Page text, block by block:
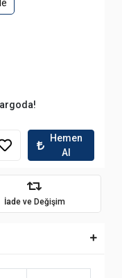
Hemen
Al
İade ve Değişim